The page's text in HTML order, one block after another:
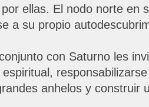
ellas. El nodo norte en
a su propio
con Saturno les
anhelos y construir